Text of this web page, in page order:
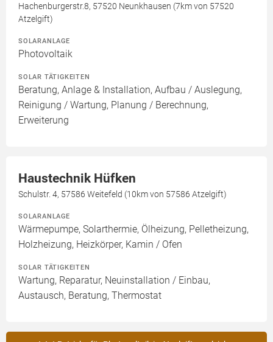
Hachenburgerstr.8, 57520 Neunkhausen (7km von 57520
Atzelgift)
SOLARANLAGE
Photovoltaik
SOLAR TÄTIGKEITEN
Beratung, Anlage & Installation, Aufbau / Auslegung,
Reinigung / Wartung, Planung / Berechnung,
Erweiterung
Haustechnik Hüfken
Schulstr. 4, 57586 Weitefeld (10km von 57586 Atzelgift)
SOLARANLAGE
Wärmepumpe, Solarthermie, Ölheizung, Pelletheizung,
Holzheizung, Heizkörper, Kamin / Ofen
SOLAR TÄTIGKEITEN
Wartung, Reparatur, Neuinstallation / Einbau,
Austausch, Beratung, Thermostat